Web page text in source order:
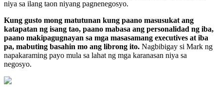
niya sa ilang taon niyang pagnenegosyo.
Kung gusto mong matutunan kung paano masusukat ang
katapatan ng isang tao, paano mabasa ang personalidad ng iba,
paano makipagugnayan sa mga masasamang executives at iba
pa, mabuting basahin mo ang librong ito. Nagbibigay si Mark ng
napakaraming payo mula sa lahat ng mga karanasan niya sa
negosyo.